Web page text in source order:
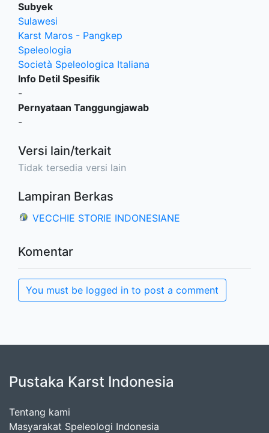
Subyek
Sulawesi
Karst Maros - Pangkep
Speleologia
Società Speleologica Italiana
Info Detil Spesifik
-
Pernyataan Tanggungjawab
-
Versi lain/terkait
Tidak tersedia versi lain
Lampiran Berkas
VECCHIE STORIE INDONESIANE
Komentar
You must be logged in to post a comment
Pustaka Karst Indonesia
Tentang kami
Masyarakat Speleologi Indonesia